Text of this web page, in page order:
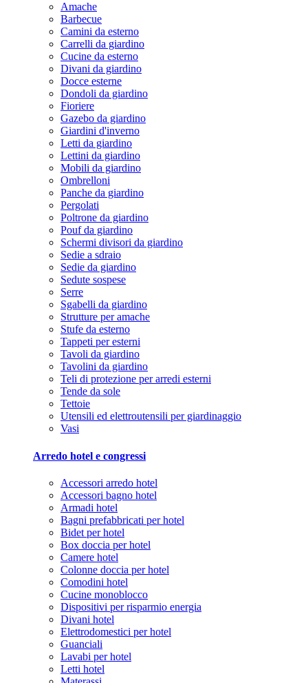
Amache
Barbecue
Camini da esterno
Carrelli da giardino
Cucine da esterno
Divani da giardino
Docce esterne
Dondoli da giardino
Fioriere
Gazebo da giardino
Giardini d'inverno
Letti da giardino
Lettini da giardino
Mobili da giardino
Ombrelloni
Panche da giardino
Pergolati
Poltrone da giardino
Pouf da giardino
Schermi divisori da giardino
Sedie a sdraio
Sedie da giardino
Sedute sospese
Serre
Sgabelli da giardino
Strutture per amache
Stufe da esterno
Tappeti per esterni
Tavoli da giardino
Tavolini da giardino
Teli di protezione per arredi esterni
Tende da sole
Tettoie
Utensili ed elettroutensili per giardinaggio
Vasi
Arredo hotel e congressi
Accessori arredo hotel
Accessori bagno hotel
Armadi hotel
Bagni prefabbricati per hotel
Bidet per hotel
Box doccia per hotel
Camere hotel
Colonne doccia per hotel
Comodini hotel
Cucine monoblocco
Dispositivi per risparmio energia
Divani hotel
Elettrodomestici per hotel
Guanciali
Lavabi per hotel
Letti hotel